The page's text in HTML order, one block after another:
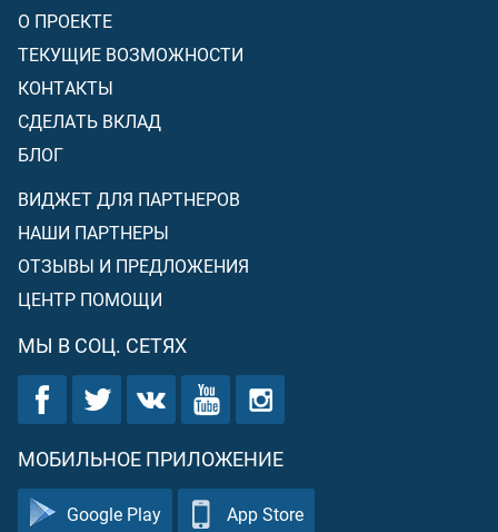
О ПРОЕКТЕ
ТЕКУЩИЕ ВОЗМОЖНОСТИ
КОНТАКТЫ
СДЕЛАТЬ ВКЛАД
БЛОГ
ВИДЖЕТ ДЛЯ ПАРТНЕРОВ
НАШИ ПАРТНЕРЫ
ОТЗЫВЫ И ПРЕДЛОЖЕНИЯ
ЦЕНТР ПОМОЩИ
МЫ В СОЦ. СЕТЯХ
МОБИЛЬНОЕ ПРИЛОЖЕНИЕ
Google Play App Store